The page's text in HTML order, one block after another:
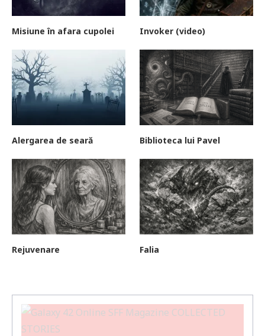
Misiune în afara cupolei Invoker (video)
Alergarea de seară Biblioteca lui Pavel
Rejuvenare Falia